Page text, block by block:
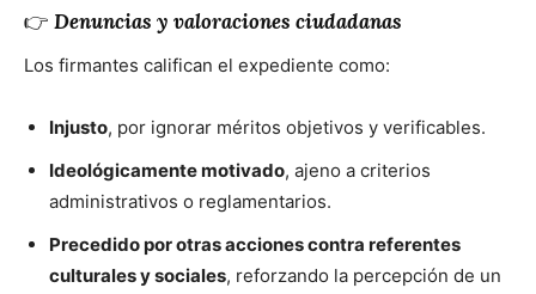
👉 Denuncias y valoraciones ciudadanas
Los firmantes califican el expediente como:
Injusto, por ignorar méritos objetivos y verificables.
Ideológicamente motivado, ajeno a criterios
administrativos o reglamentarios.
Precedido por otras acciones contra referentes
culturales y sociales, reforzando la percepción de un